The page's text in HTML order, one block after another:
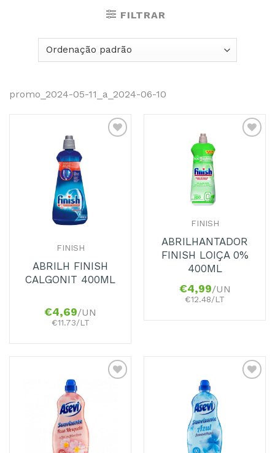
FILTRAR
promo_2024-05-11_a_2024-06-10
FINISH
ABRILH FINISH
CALGONIT 400ML
€4,69/UN
€11.73/LT
FINISH
ABRILHANTADOR
FINISH LOIÇA 0%
400ML
€4,99/UN
€12.48/LT